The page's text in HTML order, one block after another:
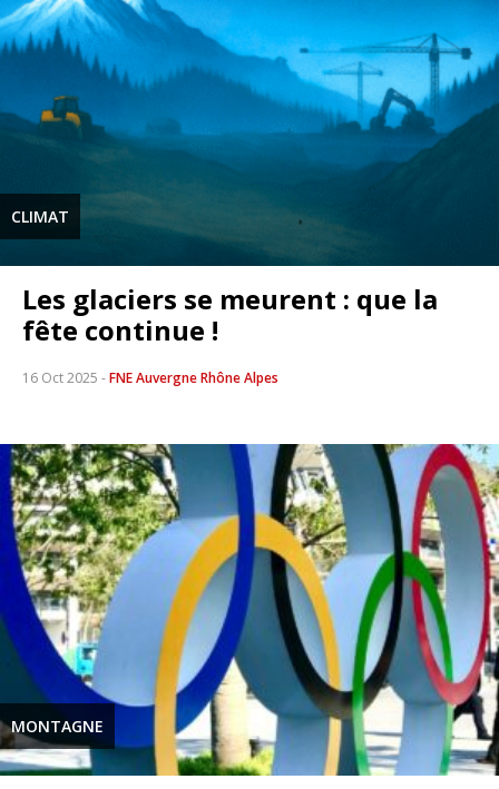
CLIMAT
Les glaciers se meurent : que la
fête continue !
16 Oct 2025 -FNE Auvergne Rhône Alpes
MONTAGNE